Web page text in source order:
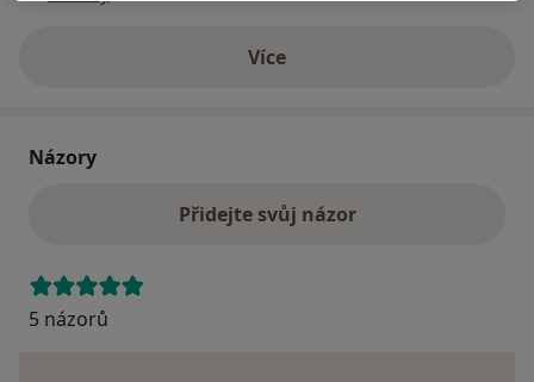
Víceo adrese
Názory
Přidejte svůj názor
5 názorů